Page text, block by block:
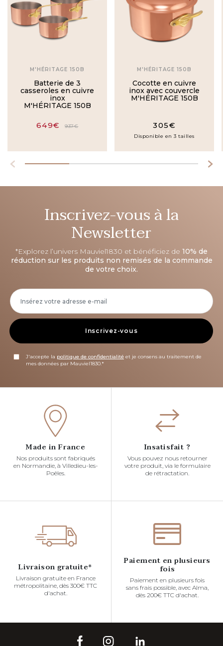
M'HÉRITAGE 150B
Batterie de 3
casseroles en cuivre
inox
M'HÉRITAGE 150B
649€ 937€
M'HÉRITAGE 150B
Cocotte en cuivre
inox avec couvercle
M'HÉRITAGE 150B
305€
Disponible en 3 tailles
Inscrivez-vous à la
Newsletter
*Explorez l’univers Mauviel1830 et bénéficiez de 10% de
réduction sur les produits non remisés de la commande
de votre choix.
Inscrivez-vous
J'accepte la politique de confidentialité et je consens au traitement de
mes données par Mauviel1830.*
Made in France
Nos produits sont fabriqués
en Normandie, à Villedieu-les-
Poêles.
Insatisfait ?
Vous pouvez nous retourner
votre produit, via le formulaire
de rétractation.
Livraison gratuite*
Livraison gratuite en France
métropolitaine, dès 300€ TTC
d'achat.
Paiement en plusieurs
fois
Paiement en plusieurs fois
sans frais possible, avec Alma,
dès 200€ TTC d'achat.